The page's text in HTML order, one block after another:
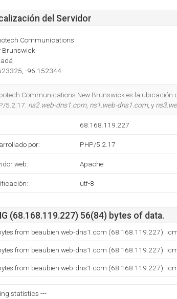
del Servidor
Communications
Brunswick
-96.152344
Communications New Brunswick es la ubicación
5.2.17. ns2.web-dns1.com, ns1.web-dns1.com, y
68.168.119.227
por: PHP/5.2.17
web: Apache
utf-8
(68.168.119.227) 56(84) bytes of data.
from beaubien.web-dns1.com (68.168.119.227):
from beaubien.web-dns1.com (68.168.119.227):
from beaubien.web-dns1.com (68.168.119.227):
statistics ---